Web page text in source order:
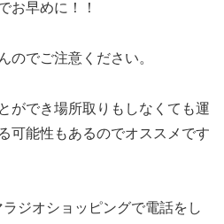
お早めに！！
のでご注意ください。
ができ場所取りもしなくても運
可能性もあるのでオススメです
ジオショッピングで電話をし